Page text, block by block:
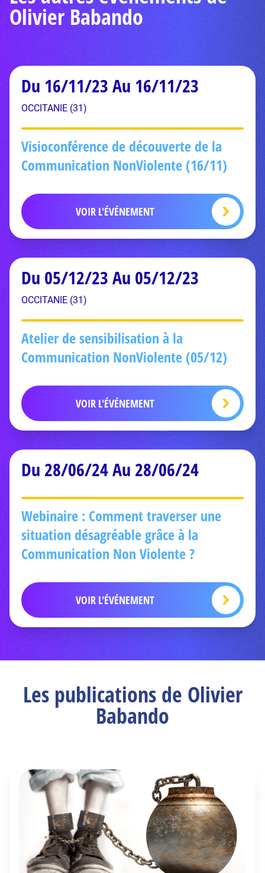
Olivier Babando
Du 16/11/23 Au 16/11/23
OCCITANIE (31)
Visioconférence de découverte de la
Communication NonViolente (16/11)
VOIR L'ÉVÉNEMENT
Du 05/12/23 Au 05/12/23
OCCITANIE (31)
Atelier de sensibilisation à la
Communication NonViolente (05/12)
VOIR L'ÉVÉNEMENT
Du 28/06/24 Au 28/06/24
Webinaire : Comment traverser une
situation désagréable grâce à la
Communication Non Violente ?
VOIR L'ÉVÉNEMENT
Les publications de Olivier
Babando